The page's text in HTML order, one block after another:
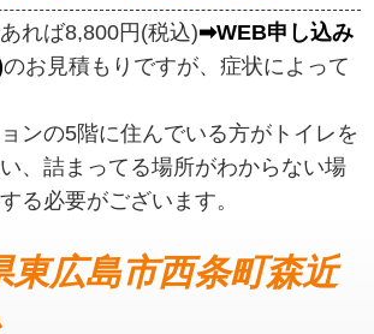
れば8,800円(税込)➡WEB申し込み
のお見積もりですが、症状によって
ンの5階に住んでいる方がトイレを
、詰まってる場所がわからない場
る必要がございます。
東広島市西条町森近